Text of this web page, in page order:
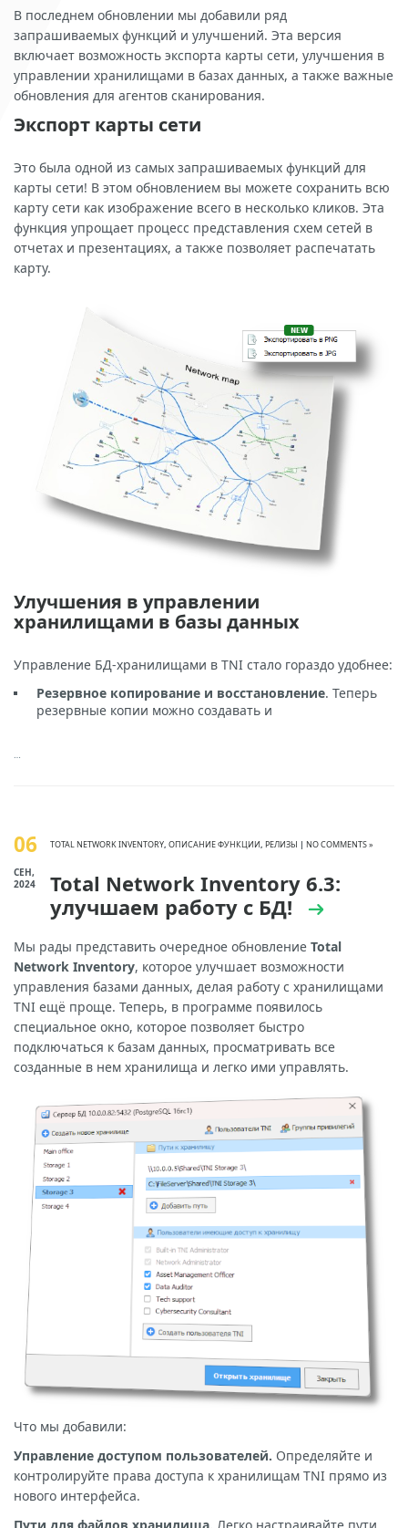
В последнем обновлении мы добавили ряд
запрашиваемых функций и улучшений. Эта версия
включает возможность экспорта карты сети, улучшения в
управлении хранилищами в базах данных, а также важные
обновления для агентов сканирования.
Экспорт карты сети
Это была одной из самых запрашиваемых функций для
карты сети! В этом обновлением вы можете сохранить всю
карту сети как изображение всего в несколько кликов. Эта
функция упрощает процесс представления схем сетей в
отчетах и презентациях, а также позволяет распечатать
карту.
Улучшения в управлении
хранилищами в базы данных
Управление БД-хранилищами в TNI стало гораздо удобнее:
Резервное копирование и восстановление. Теперь
резервные копии можно создавать и
…
06
СЕН,
2024
TOTAL NETWORK INVENTORY, ОПИСАНИЕ ФУНКЦИИ, РЕЛИЗЫ | NO COMMENTS »
Total Network Inventory 6.3:
улучшаем работу с БД!
Мы рады представить очередное обновление Total
Network Inventory, которое улучшает возможности
управления базами данных, делая работу с хранилищами
TNI ещё проще. Теперь, в программе появилось
специальное окно, которое позволяет быстро
подключаться к базам данных, просматривать все
созданные в нем хранилища и легко ими управлять.
Что мы добавили:
Управление доступом пользователей. Определяйте и
контролируйте права доступа к хранилищам TNI прямо из
нового интерфейса.